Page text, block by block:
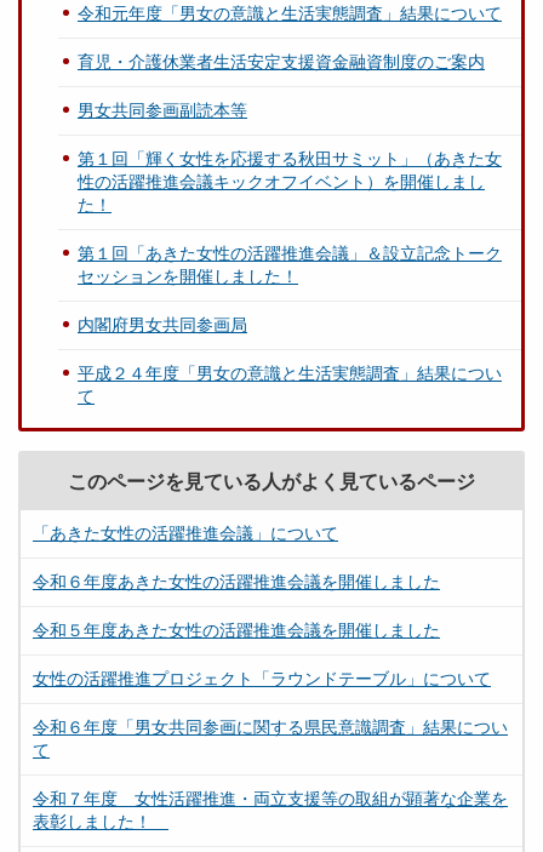
令和元年度「男女の意識と生活実態調査」結果について
育児・介護休業者生活安定支援資金融資制度のご案内
男女共同参画副読本等
第１回「輝く女性を応援する秋田サミット」（あきた女
性の活躍推進会議キックオフイベント）を開催しまし
た！
第１回「あきた女性の活躍推進会議」＆設立記念トーク
セッションを開催しました！
内閣府男女共同参画局
平成２４年度「男女の意識と生活実態調査」結果につい
て
このページを見ている人がよく見ているページ
「あきた女性の活躍推進会議」について
令和６年度あきた女性の活躍推進会議を開催しました
令和５年度あきた女性の活躍推進会議を開催しました
女性の活躍推進プロジェクト「ラウンドテーブル」について
令和６年度「男女共同参画に関する県民意識調査」結果につい
て
令和７年度 女性活躍推進・両立支援等の取組が顕著な企業を
表彰しました！